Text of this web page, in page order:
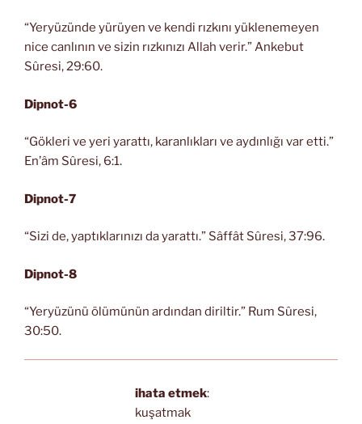
“Yeryüzünde yürüyen ve kendi rızkını yüklenemeyen
nice canlının ve sizin rızkınızı Allah verir.” Ankebut
Sûresi, 29:60.
Dipnot-6
“Gökleri ve yeri yarattı, karanlıkları ve aydınlığı var etti.”
En’âm Sûresi, 6:1.
Dipnot-7
“Sizi de, yaptıklarınızı da yarattı.” Sâffât Sûresi, 37:96.
Dipnot-8
“Yeryüzünü ölümünün ardından diriltir.” Rum Sûresi,
30:50.
ihata etmek:
kuşatmak